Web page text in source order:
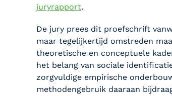
juryrapport.
De jury prees dit proefschrift
maar tegelijkertijd omstreden
theoretische en conceptuele
het belang van sociale
zorgvuldige empirische
methodengebruik daaraan